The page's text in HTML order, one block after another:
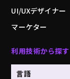
UI/UXデザイナー
マーケター
利用技術から探す
言語